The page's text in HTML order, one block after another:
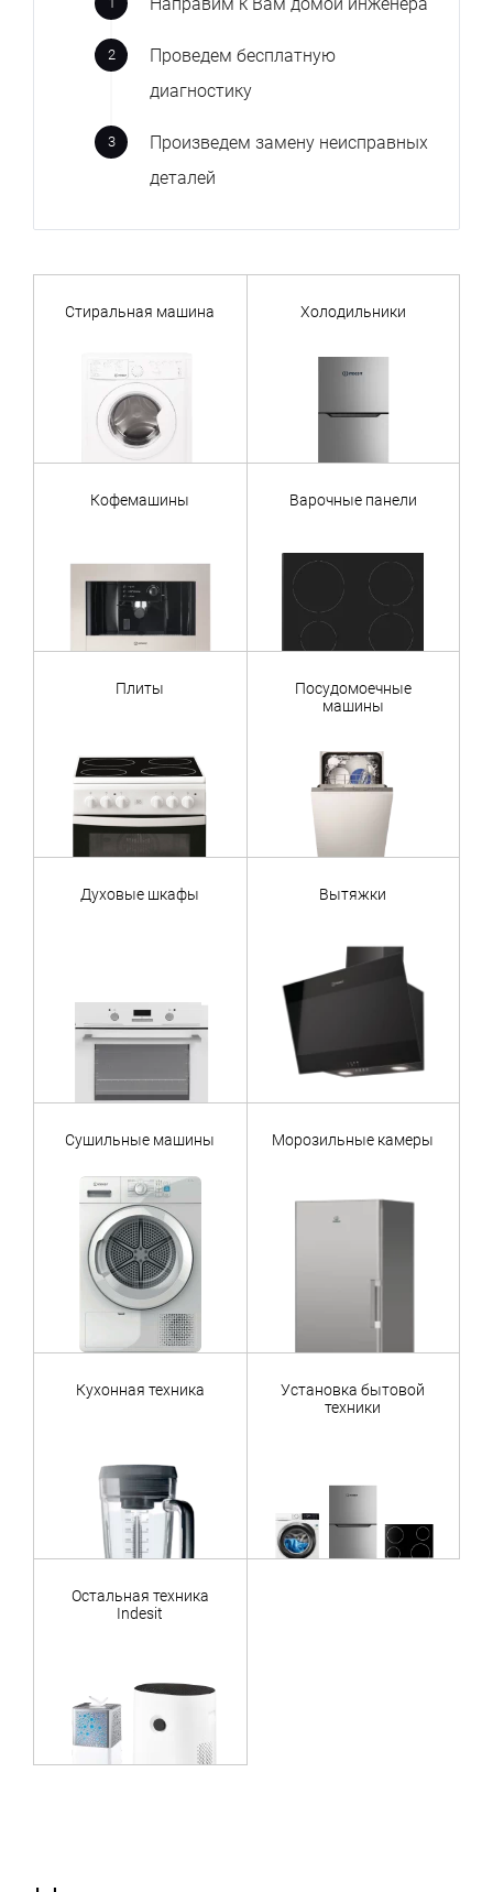
Проведем бесплатную
диагностику
Произведем замену неисправных
деталей
Стиральная машина Холодильники
Кофемашины Варочные панели
Плиты
Посудомоечные
машины
Духовые шкафы Вытяжки
Сушильные машины Морозильные камеры
Кухонная техника
Установка бытовой
техники
Остальная техника
Indesit